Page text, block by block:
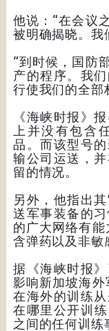
他说：“在会议
被明确揭晓。我
“到时候，国防
产的程序。我
行使我们的全部
《海峡时报》
上并没有包含
品。而该型号
输公司运送，
留的情况。
另外，他指出
送军事装备的
的广大网络有
含弹药以及非敏
据《海峡时报
影响新加坡海外
在海外的训练
在哪里公开训
之间的任何训练